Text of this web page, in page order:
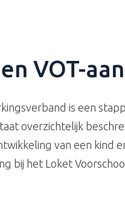
VOT-
is een
overzichtelijk
van een kind
bij het Loket